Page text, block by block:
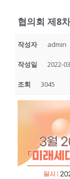
협의회 제8
작성자 admin
작성일 2022-
조회 3045